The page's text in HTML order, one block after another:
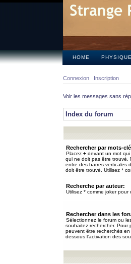
HOME PHYSIQUE
Connexion Inscription
Voir les messages sans
Index du forum
Rechercher par mots-
Placez + devant un mot
qui ne doit pas être trouvé.
entre des barres verticales
doit être trouvé. Utilisez *
Recherche par auteur:
Utilisez * comme joker pour
Rechercher dans les
Sélectionnez le forum ou
souhaitez rechercher. Pour
peuvent être recherchés
dessous l’activation des